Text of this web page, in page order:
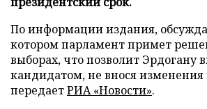
По информации издания,
котором парламент примет
выборах, что позволит Эрдогану
кандидатом, не внося
передаетРИА «Новости».